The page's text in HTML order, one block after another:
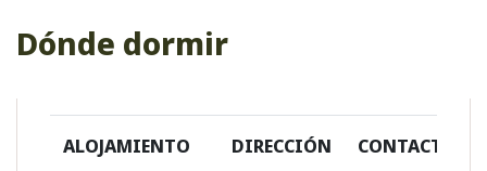
Dónde dormir
ALOJAMIENTO DIRECCIÓN CONTACTO